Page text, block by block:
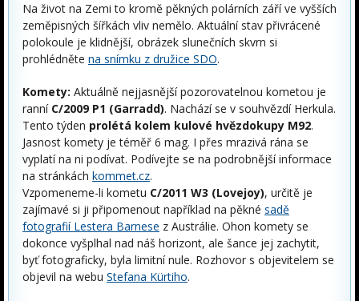
Na život na Zemi to kromě pěkných polárních září ve vyšších
zeměpisných šířkách vliv nemělo. Aktuální stav přivrácené
polokoule je klidnější, obrázek slunečních skvrn si
prohlédněte na snímku z družice SDO.
Komety: Aktuálně nejjasnější pozorovatelnou kometou je
ranní C/2009 P1 (Garradd). Nachází se v souhvězdí Herkula.
Tento týden prolétá kolem kulové hvězdokupy M92.
Jasnost komety je téměř 6 mag. I přes mrazivá rána se
vyplatí na ni podívat. Podívejte se na podrobnější informace
na stránkách kommet.cz.
Vzpomeneme-li kometu C/2011 W3 (Lovejoy), určitě je
zajímavé si ji připomenout například na pěkné sadě
fotografií Lestera Barnese z Austrálie. Ohon komety se
dokonce vyšplhal nad náš horizont, ale šance jej zachytit,
byť fotograficky, byla limitní nule. Rozhovor s objevitelem se
objevil na webu Stefana Kürtiho.